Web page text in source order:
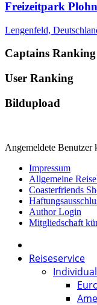
Freizeitpark Plohn
Lengenfeld,
Captains Ranking
User Ranking
Bildupload
Angemeldete Benutzer
Impressum
Allgemeine
Coasterfriends
Author Login
Mitgliedschaft
Reiseservice